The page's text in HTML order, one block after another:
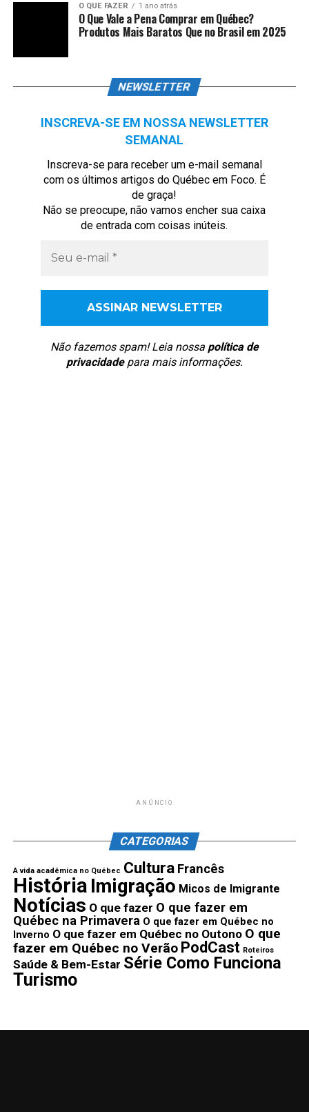
O QUE FAZER 1 ano atrás
O Que Vale a Pena Comprar em Québec?
Produtos Mais Baratos Que no Brasil em 2025
NEWSLETTER
INSCREVA-SE EM NOSSA NEWSLETTER
SEMANAL
Inscreva-se para receber um e-mail semanal
com os últimos artigos do Québec em Foco. É
de graça!
Não se preocupe, não vamos encher sua caixa
de entrada com coisas inúteis.
Não fazemos spam! Leia nossa política de
privacidadepara mais informações.
ANÚNCIO
CATEGORIAS
A vida acadêmica no Québec Cultura Francês
História Imigração Micos de Imigrante
Notícias O que fazer O que fazer em
Québec na Primavera O que fazer em Québec no
Inverno O que fazer em Québec no Outono O que
fazer em Québec no Verão PodCast Roteiros
Saúde & Bem-Estar Série Como Funciona
Turismo